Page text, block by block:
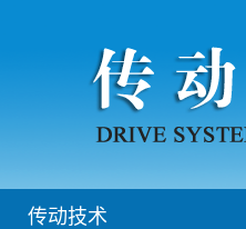
传动技术